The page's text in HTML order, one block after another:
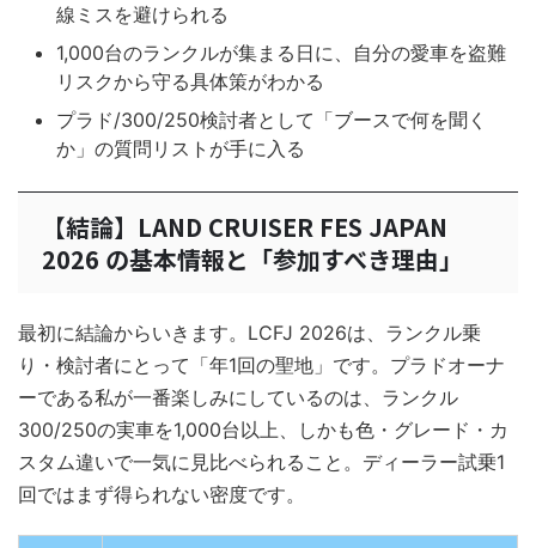
線ミスを避けられる
1,000台のランクルが集まる日に、自分の愛車を盗難
リスクから守る具体策がわかる
プラド/300/250検討者として「ブースで何を聞く
か」の質問リストが手に入る
【結論】LAND CRUISER FES JAPAN
2026 の基本情報と「参加すべき理由」
最初に結論からいきます。LCFJ 2026は、ランクル乗
り・検討者にとって「年1回の聖地」です。プラドオーナ
ーである私が一番楽しみにしているのは、ランクル
300/250の実車を1,000台以上、しかも色・グレード・カ
スタム違いで一気に見比べられること。ディーラー試乗1
回ではまず得られない密度です。